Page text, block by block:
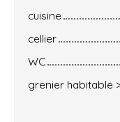
cuisine
cellier
WC
grenier habitable